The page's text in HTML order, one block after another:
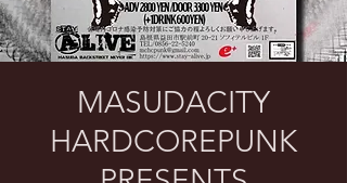
MASUDACITY
HARDCOREPUNK